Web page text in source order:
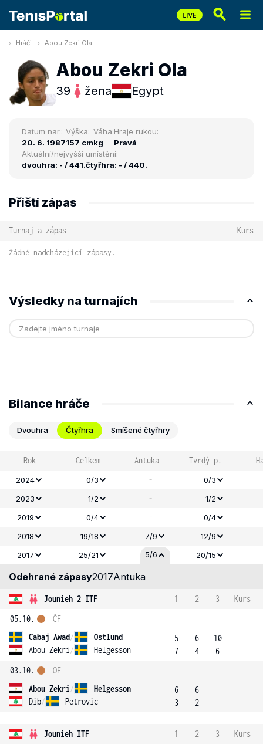
Hráči Abou Zekri Ola
Abou Zekri Ola
39 žena Egypt
Datum nar.:
20. 6. 1987
Výška:
157 cm
Váha:
kg
Hraje rukou:
Pravá
Aktuální/nejvyšší umístění:
dvouhra: - / 441.čtyřhra: - / 440.
Příští zápas
Turnaj a zápas Kurs
Žádné nadcházející zápasy.
Výsledky na turnajích
Bilance hráče
Dvouhra Čtyřhra Smíšené čtyřhry
Rok Celkem Antuka Tvrdý p.
2024 0/3 -
0/3
2023
1/2 -
1/2
2019
0/4 -
0/4
2018
19/18 7/9
12/9
2017
25/21 5/6 20/15
Odehrané zápasy2017Antuka
Jounieh 2 ITF 1 2 3
Kurs
05.10.
Cabaj Awad/
Ostlund
Abou Zekri / Helgesson
ČF
5
7
6
4
10
6
03.10.
Abou Zekri/
Helgesson
Dib/ Petrovic
OF
6
3
6
2
Jounieh ITF 1 2 3
Kurs